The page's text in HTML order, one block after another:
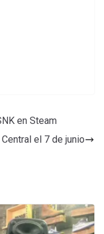
en Steam
el 7 de junio